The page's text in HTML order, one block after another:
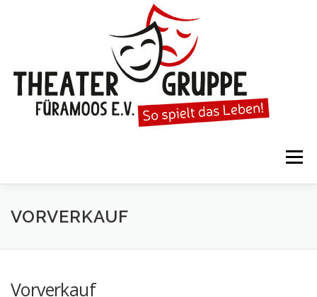
Menü
STARTSEITE DIE THEATERGRUPPE
VORVERKAUF
Vorverkauf